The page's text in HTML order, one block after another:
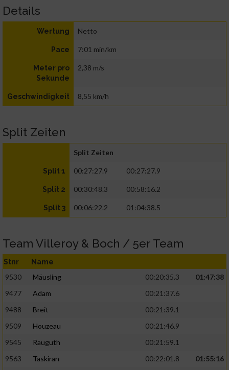
Details
Wertung Netto
Pace 7:01 min/km
Meter pro
Sekunde
2,38 m/s
Geschwindigkeit 8,55 km/h
Split Zeiten
Split Zeiten
Split 1 00:27:27.9 00:27:27.9
Split 2 00:30:48.3 00:58:16.2
Split 3 00:06:22.2 01:04:38.5
Team Villeroy & Boch / 5er Team
Stnr Name
9530 Mäusling 00:20:35.3
01:47:38
9477
Adam
00:21:37.6
9488
Breit
00:21:39.1
9509
Houzeau
00:21:46.9
9545
Rauguth
00:21:59.1
9563
Taskiran 00:22:01.8
01:55:16